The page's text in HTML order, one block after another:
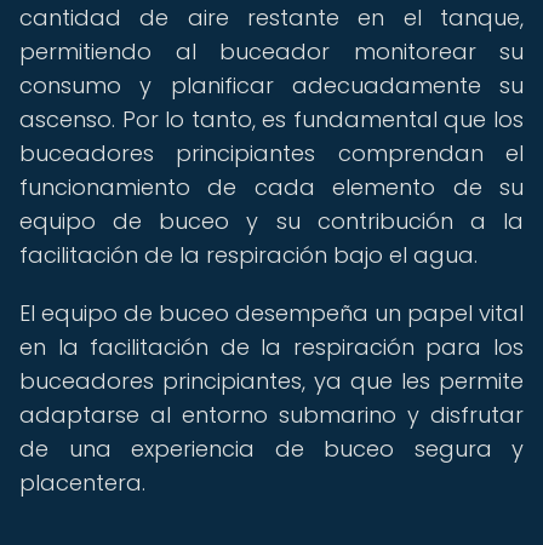
cantidad de aire restante en el tanque,
permitiendo al buceador monitorear su
consumo y planificar adecuadamente su
ascenso. Por lo tanto, es fundamental que los
buceadores principiantes comprendan el
funcionamiento de cada elemento de su
equipo de buceo y su contribución a la
facilitación de la respiración bajo el agua.
El equipo de buceo desempeña un papel vital
en la facilitación de la respiración para los
buceadores principiantes, ya que les permite
adaptarse al entorno submarino y disfrutar
de una experiencia de buceo segura y
placentera.